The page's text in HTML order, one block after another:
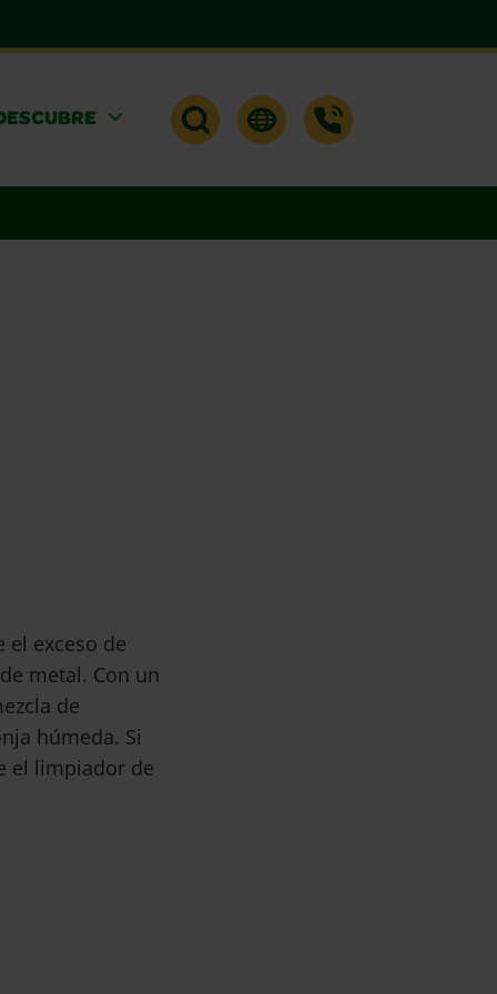
el exceso de
metal. Con un
de
húmeda. Si
el limpiador de